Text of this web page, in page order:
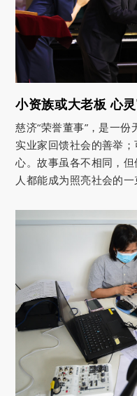
小资族或大老板 心
慈济“荣誉董事”，是一份
实业家回馈社会的善举
心。故事虽各不相同，
人都能成为照亮社会的一